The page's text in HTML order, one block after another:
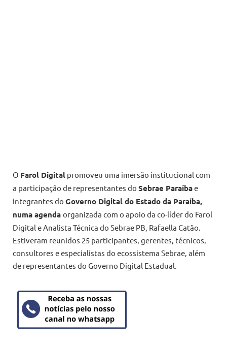
O Farol Digital promoveu uma imersão institucional com
a participação de representantes do Sebrae Paraíbae
integrantes do Governo Digital do Estado da Paraíba,
numa agenda organizada com o apoio da co-líder do Farol
Digital e Analista Técnica do Sebrae PB, Rafaella Catão.
Estiveram reunidos 25 participantes, gerentes, técnicos,
consultores e especialistas do ecossistema Sebrae, além
de representantes do Governo Digital Estadual.